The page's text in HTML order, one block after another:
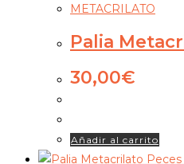
METACRILATO
Palia
30,00€
Añadir al carrito